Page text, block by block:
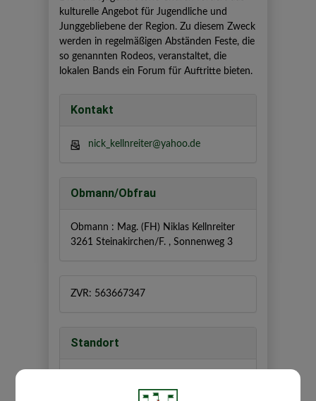
kulturelle Angebot für Jugendliche und
Junggebliebene der Region. Zu diesem Zweck
werden in regelmäßigen Abständen Feste, die
so genannten Rodeos, veranstaltet, die
lokalen Bands ein Forum für Auftritte bieten.
Kontakt
nick_kellnreiter@yahoo.de
Obmann/Obfrau
Obmann : Mag. (FH) Niklas Kellnreiter
3261 Steinakirchen/F. , Sonnenweg 3
ZVR: 563667347
Standort
3261 Steinakirchen am Forst